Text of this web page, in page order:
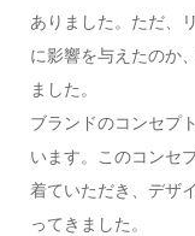
ありました。ただ、
に影響を与えたのか
ました。
ブランドのコンセプ
います。このコンセ
着ていただき、デザ
ってきました。